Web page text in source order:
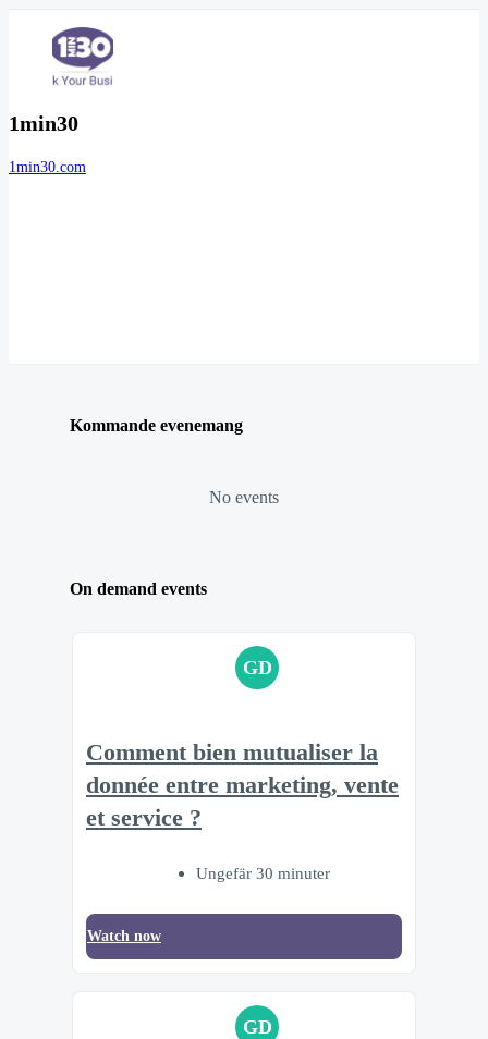
1min30
1min30.com
Kommande evenemang
No events
On demand events
GD
Comment bien mutualiser la
donnée entre marketing, vente
et service ?
Ungefär 30 minuter
Watch now
GD